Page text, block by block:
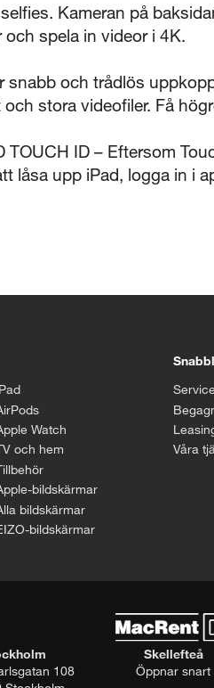
Kameran på
spela in videor i 4K.
snabb och trådlös
stora videofiler. Få
TOUCH ID – Eftersom
låsa upp iPad, logga in i
Watch
och hem
bildskärmar
bildskärmar
bildskärmar
Service
Våra
108
Skellefteå
Öppnar snart